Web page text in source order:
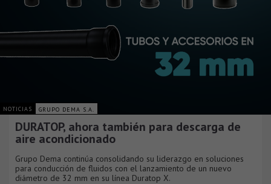
NOTICIAS GRUPO DEMA S.A.
DURATOP, ahora también para descarga de
aire acondicionado
Grupo Dema continúa consolidando su liderazgo en soluciones
para conducción de fluidos con el lanzamiento de un nuevo
diámetro de 32 mm en su línea Duratop X.